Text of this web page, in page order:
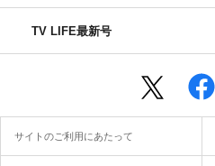
TV LIFE最新号
サイトのご利用にあたって